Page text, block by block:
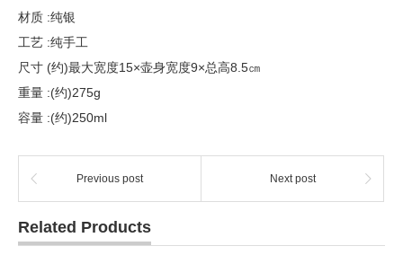
材质 :纯银
工艺 :纯手工
尺寸 (约)最大宽度15×壶身宽度9×总高8.5㎝
重量 :(约)275g
容量 :(约)250ml
Previous post Next post
Related Products